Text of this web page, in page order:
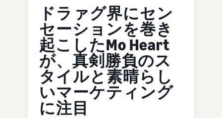
ドラァグ界にセン
セーションを巻き
起こしたMo Heart
が、真剣勝負のス
タイルと素晴らし
いマーケティング
に注目